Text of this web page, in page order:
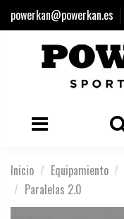
powerkan@powerkan.es
Inicio Equipamiento
Paralelas 2.0